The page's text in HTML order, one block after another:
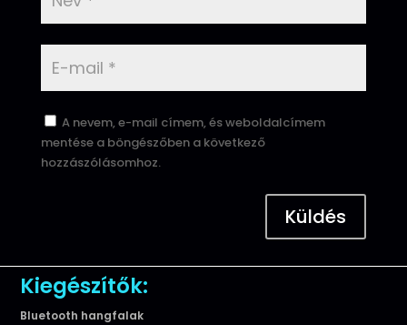
A nevem, e-mail címem, és weboldalcímem
mentése a böngészőben a következő
hozzászólásomhoz.
Küldés
Kiegészítők:
Bluetooth hangfalak